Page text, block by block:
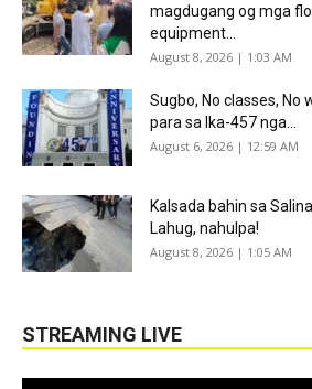
magdugang og mga
equipment...
August 8, 2026 | 1:03 AM
Sugbo, No classes, No
para sa Ika-457 nga...
August 6, 2026 | 12:59 AM
Kalsada bahin sa
Lahug, nahulpa!
August 8, 2026 | 1:05 AM
STREAMING LIVE